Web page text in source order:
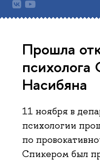
Прошла
психолога
Насибяна
11 ноября в
психологии
по
Спикером​ был